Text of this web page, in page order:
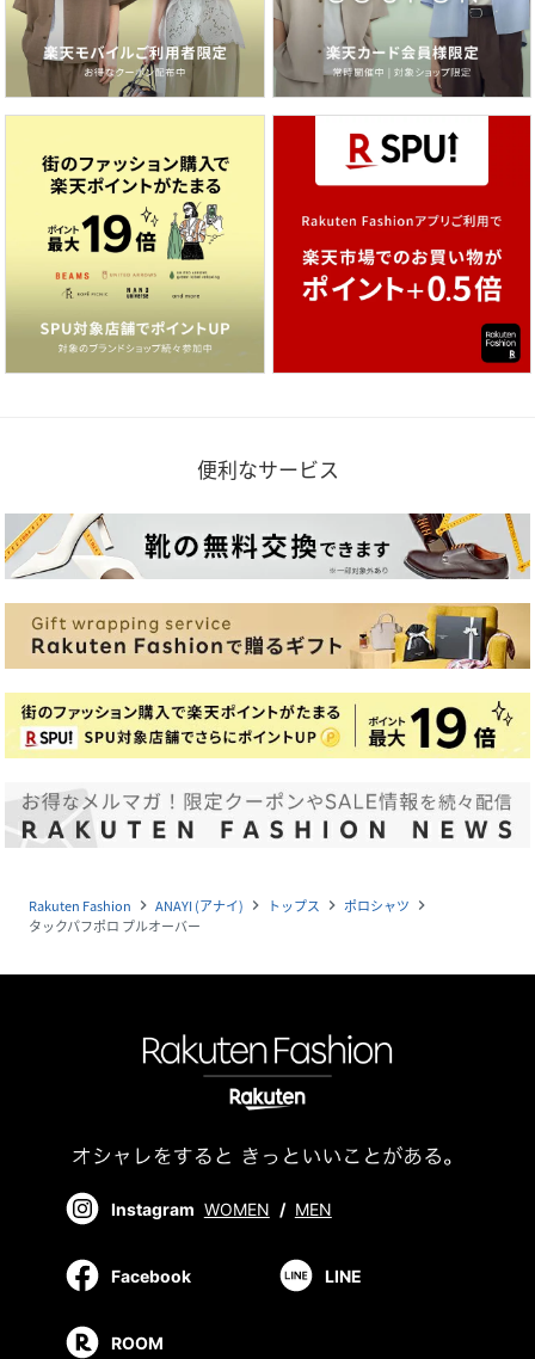
便利なサービス
Rakuten Fashion navigate_next ANAYI (アナイ) navigate_next トップス navigate_next ポロシャツ navigate_next
タックパフポロ プルオーバー
Instagram WOMEN / MEN
Facebook LINE
ROOM